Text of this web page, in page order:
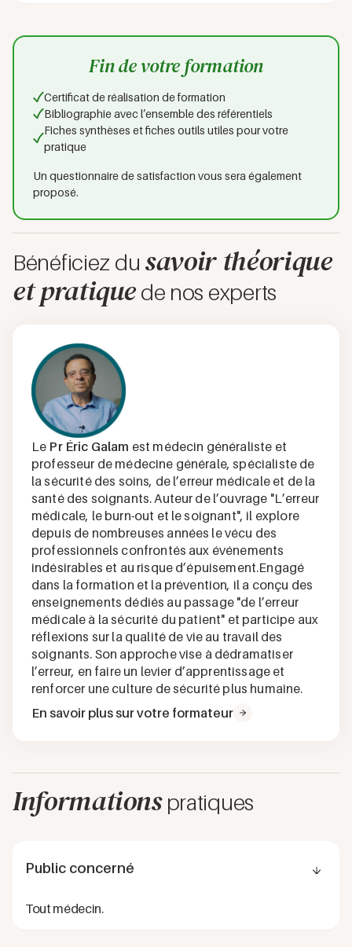
Fin de votre formation
Certificat de réalisation de formation
Bibliographie avec l’ensemble des référentiels
Fiches synthèses et fiches outils utiles pour votre
pratique
Un questionnaire de satisfaction vous sera également
proposé.
Bénéficiez du savoir théorique
et pratiquede nos experts
Le Pr Éric Galam est médecin généraliste et
professeur de médecine générale, spécialiste de
la sécurité des soins, de l’erreur médicale et de la
santé des soignants. Auteur de l’ouvrage "L’erreur
médicale, le burn-out et le soignant", il explore
depuis de nombreuses années le vécu des
professionnels confrontés aux événements
indésirables et au risque d’épuisement.Engagé
dans la formation et la prévention, il a conçu des
enseignements dédiés au passage "de l’erreur
médicale à la sécurité du patient" et participe aux
réflexions sur la qualité de vie au travail des
soignants. Son approche vise à dédramatiser
l’erreur, en faire un levier d’apprentissage et
renforcer une culture de sécurité plus humaine.
En savoir plus sur votre formateur
Informationspratiques
Public concerné
Tout médecin.